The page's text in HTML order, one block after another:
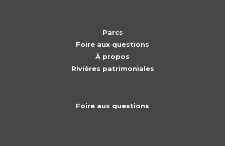
Parcs
Foire aux questions
À propos
Rivières patrimoniales
Foire aux questions